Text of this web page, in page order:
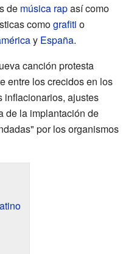
de música rapasí como
comografiti o
y España.
canción protesta
entre los crecidos en los
inflacionarios, ajustes
de la implantación de
por los organismos